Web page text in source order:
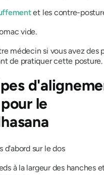
et les contre-
vide.
médecin si vous avez des
de pratiquer cette posture.
le
d'abord sur le dos
à la largeur des hanches